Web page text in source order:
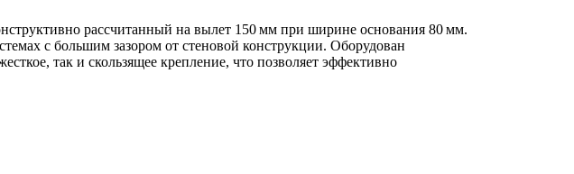
рассчитанный на вылет 150 мм при ширине основания 80 мм.
с большим зазором от стеновой конструкции. Оборудован
так и скользящее крепление, что позволяет эффективно